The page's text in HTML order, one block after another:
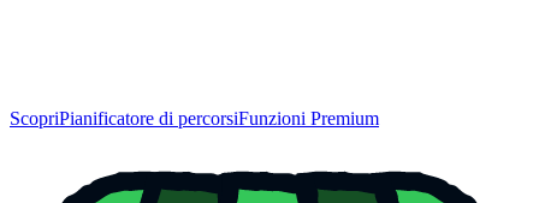
ScopriPianificatore di percorsiFunzioni Premium